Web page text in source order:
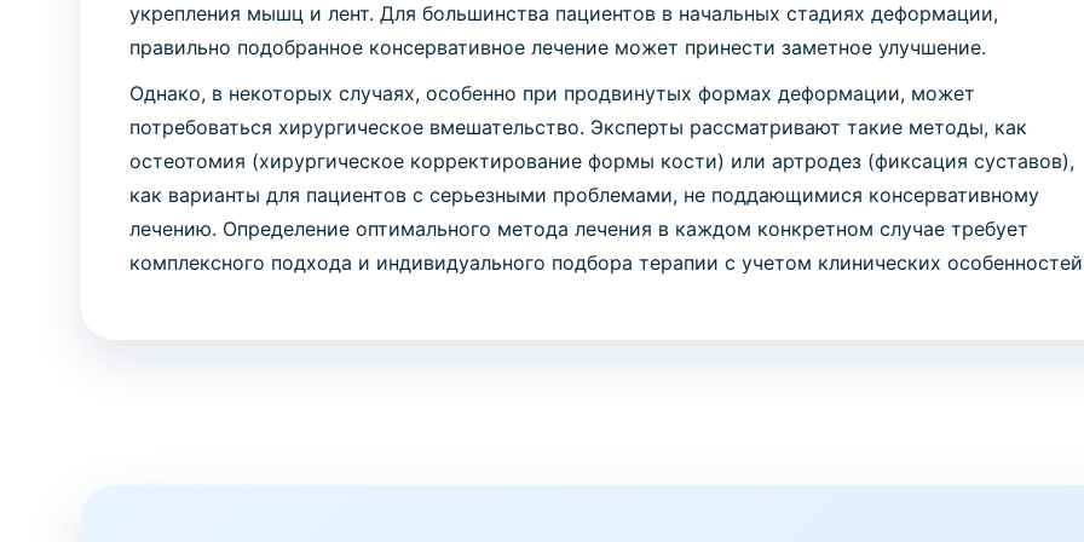
укрепления мышц и лент. Для большинства пациентов в начальных стадиях деформации,
правильно подобранное консервативное лечение может принести заметное улучшение.
Однако, в некоторых случаях, особенно при продвинутых формах деформации, может
потребоваться хирургическое вмешательство. Эксперты рассматривают такие методы, как
остеотомия (хирургическое корректирование формы кости) или артродез (фиксация суставов),
как варианты для пациентов с серьезными проблемами, не поддающимися консервативному
лечению. Определение оптимального метода лечения в каждом конкретном случае требует
комплексного подхода и индивидуального подбора терапии с учетом клинических